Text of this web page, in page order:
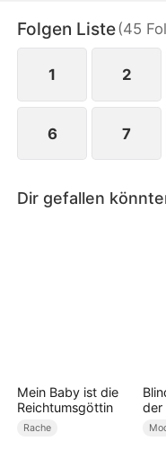
entgehen, heiratet
Folgen Liste(45
1 2
6 7
Dir gefallen
Mein Baby ist die
Reichtumsgöttin
Rache
der